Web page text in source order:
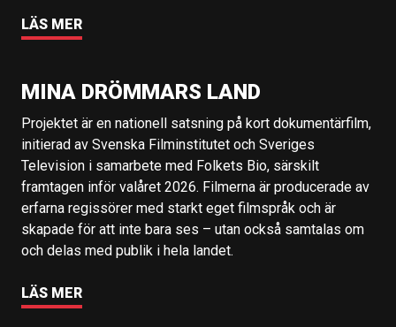
LÄS MER
MINA DRÖMMARS LAND
Projektet är en nationell satsning på kort dokumentärfilm,
initierad av Svenska Filminstitutet och Sveriges
Television i samarbete med Folkets Bio, särskilt
framtagen inför valåret 2026. Filmerna är producerade av
erfarna regissörer med starkt eget filmspråk och är
skapade för att inte bara ses – utan också samtalas om
och delas med publik i hela landet.
LÄS MER